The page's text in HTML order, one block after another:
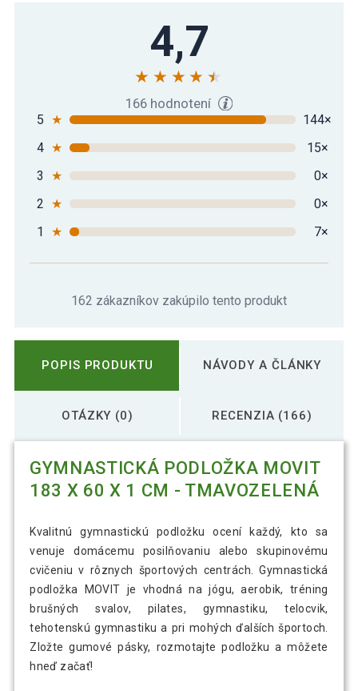
1 cm - petrolejová
Gymnastická podložka MOVIT 183 x 60 x
1 cm - žltá
4,7
166 hodnotení
5 ★
144×
4 ★
15×
3
★
0×
2 ★
0×
1
★ 7×
162 zákazníkov zakúpilo tento produkt
POPIS PRODUKTU NÁVODY A ČLÁNKY
OTÁZKY (0) RECENZIA (166)
GYMNASTICKÁ PODLOŽKA MOVIT
183 X 60 X 1 CM - TMAVOZELENÁ
Kvalitnú gymnastickú podložku ocení každý, kto sa
venuje domácemu posilňovaniu alebo skupinovému
cvičeniu v rôznych športových centrách. Gymnastická
podložka MOVIT je vhodná na jógu, aerobik, tréning
brušných svalov, pilates, gymnastiku, telocvik,
tehotenskú gymnastiku a pri mohých ďalších športoch.
Zložte gumové pásky, rozmotajte podložku a môžete
hneď začať!